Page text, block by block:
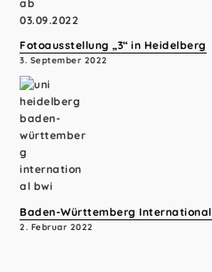
Fotoausstellung „3“ in Heidelberg
3. September 2022
Baden-Württemberg International
2. Februar 2022